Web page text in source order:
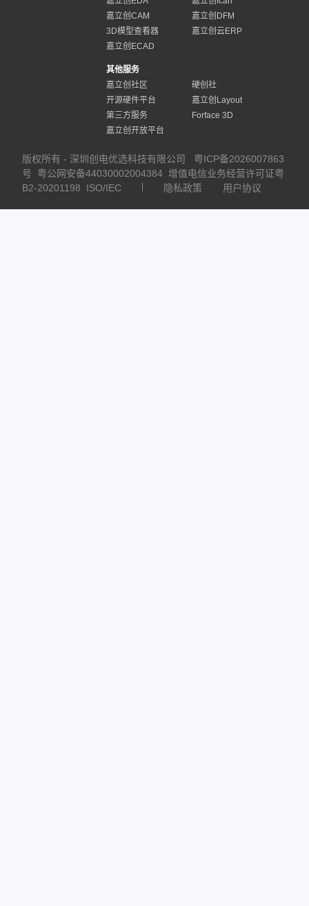
嘉立创CAM
嘉立创DFM
3D模型查看器
嘉立创云ERP
嘉立创ECAD
其他服务
嘉立创社区
硬创社
开源硬件平台
嘉立创Layout
第三方服务
Forface 3D
嘉立创开放平台
版权所有 - 深圳创电优选科技有限公司
粤ICP备2026007863
号
粤公网安备44030002004384 增值电信业务经营许可证粤
B2-20201198
ISO/IEC 隐私政策 用户协议